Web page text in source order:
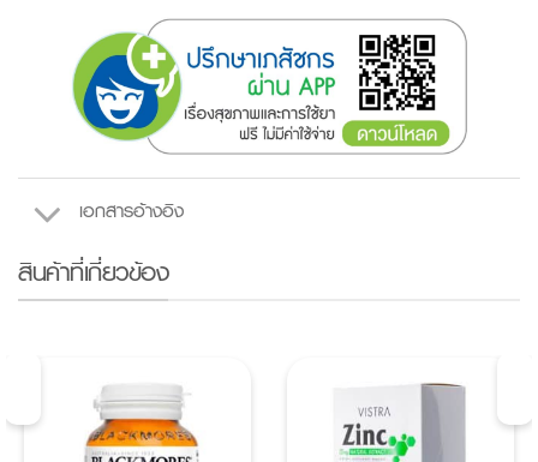
เอกสารอ้างอิง
สินค้าที่เกี่ยวข้อง